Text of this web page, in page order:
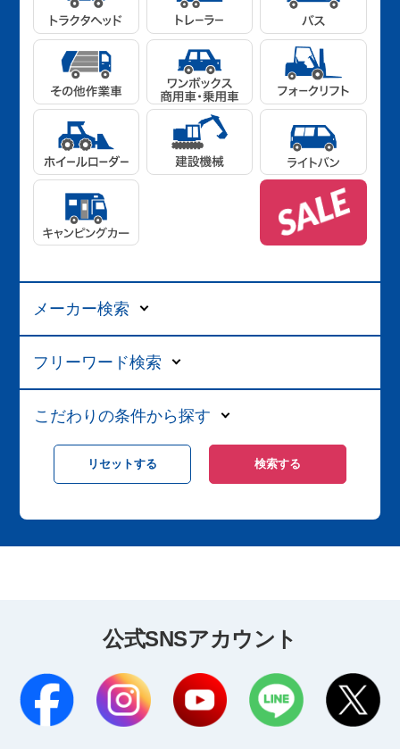
メーカー検索
フリーワード検索
こだわりの条件から探す
公式SNSアカウント